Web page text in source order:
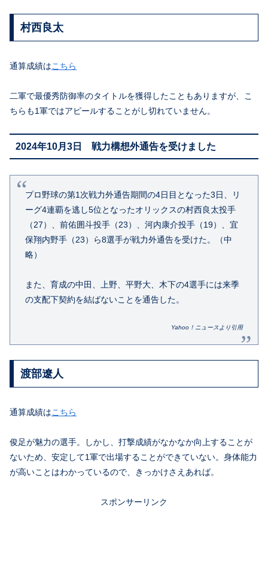
村西良太
通算成績はこちら
二軍で最優秀防御率のタイトルを獲得したこともありますが、こ
ちらも1軍ではアピールすることがし切れていません。
2024年10月3日 戦力構想外通告を受けました
プロ野球の第1次戦力外通告期間の4日目となった3日、リ
ーグ4連覇を逃し5位となったオリックスの村西良太投手
（27）、前佑囲斗投手（23）、河内康介投手（19）、宜
保翔内野手（23）ら8選手が戦力外通告を受けた。（中
略）
また、育成の中田、上野、平野大、木下の4選手には来季
の支配下契約を結ばないことを通告した。
Yahoo！ニュースより引用
渡部遼人
通算成績はこちら
俊足が魅力の選手。しかし、打撃成績がなかなか向上することが
ないため、安定して1軍で出場することができていない。身体能力
が高いことはわかっているので、きっかけさえあれば。
スポンサーリンク